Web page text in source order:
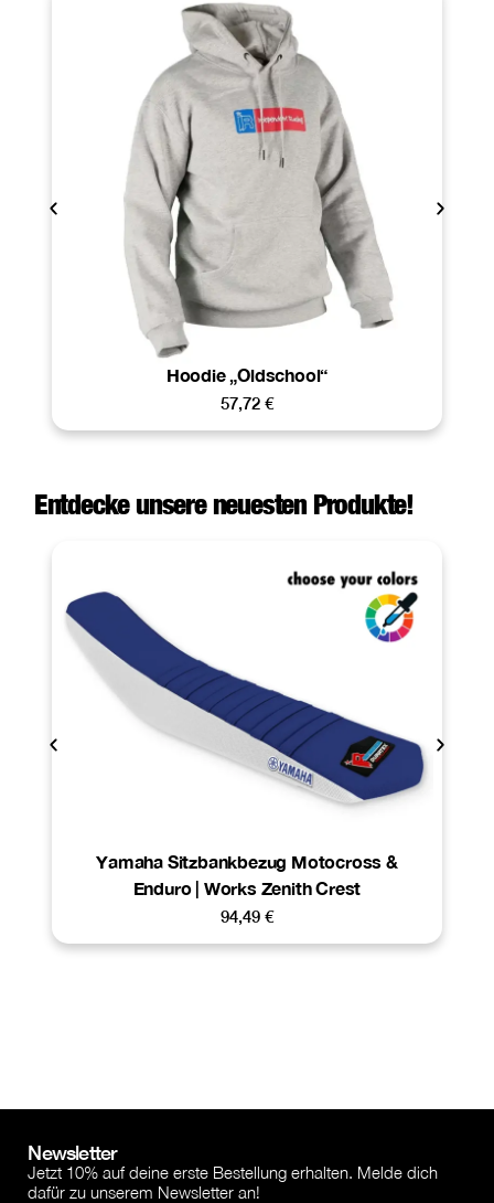
Hoodie „Oldschool“
57,72 €
Entdecke unsere neuesten Produkte!
Yamaha Sitzbankbezug Motocross &
Enduro | Works Zenith Crest
94,49 €
Newsletter
Jetzt 10% auf deine erste Bestellung erhalten. Melde dich
dafür zu unserem Newsletter an!